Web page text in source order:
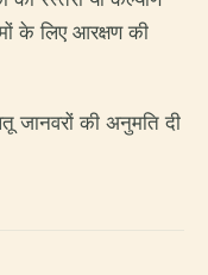
के लिए आरक्षण की
जानवरों की अनुमति दी